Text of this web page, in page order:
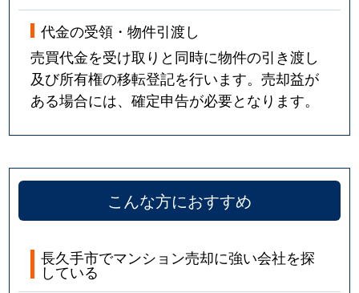
代金の受領・物件引渡し
売買代金を受け取りと同時に物件の引き渡し
及び所有権の移転登記を行います。売却益が
ある場合には、確定申告が必要となります。
こんな方におすすめ
長久手市でマンション売却に強い会社を探
している